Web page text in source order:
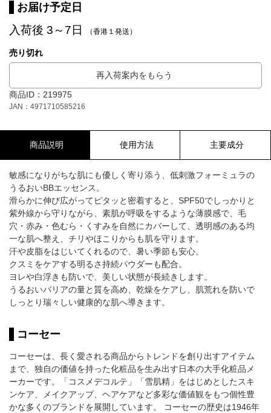
お届け予定日
入荷後 3～7日 （香港１発送）
売り切れ
再入荷案内をもらう
商品ID：219975
JAN：4971710585216
商品説明 使用方法 主要成分
敏感になりがちな肌にも優しく寄り添う、低刺激フォーミュラの
うるおいBBエッセンス。
滑らかに伸び広がってピタッと密着すると、SPF50でしっかりと
紫外線から守りながら、素肌が呼吸をするような薄膜感で、毛
穴・赤み・色むら・くすみを自然にカバーして、透明感のある均
一な肌へ整え、チリやほこりからも肌を守ります。
汗や皮脂をはじいてくれるので、暑い季節も安心。
クスミをケアする明るさ持続パウダーも配合。
ヨレや白浮きも防いで、美しい状態が長続きします。
うるおいバリアの量と質を高め、乾燥をケアし、肌荒れを防いで
しっとり瑞々しい健康的な肌へ導きます。
コーセー
コーセーは、長く愛される商品からトレンドを創り出すアイテム
まで、独自の価値を持った化粧品を生み出す日本の大手化粧品メ
ーカーです。「コスメデコルテ」「雪肌精」をはじめとしたスキ
ンケア、メイクアップ、ヘアケアなど多彩な価値観をもつ個性豊
かな多くのブランドを展開しています。 コーセーの歴史は1946年